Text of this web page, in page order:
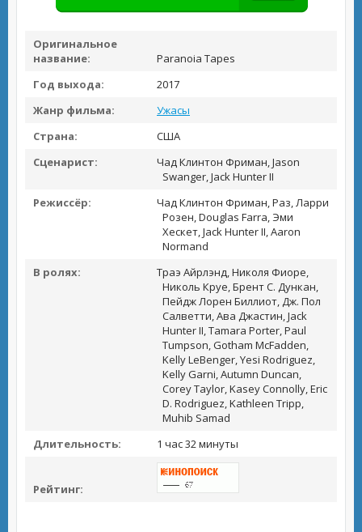
Оригинальное
название:
Paranoia Tapes
Год выхода:
2017
Жанр фильма:
Ужасы
Страна:
США
Сценарист:
Чад Клинтон Фриман, Jason
Swanger, Jack Hunter II
Режиссёр:
Чад Клинтон Фриман, Раз, Ларри
Розен, Douglas Farra, Эми
Хескет, Jack Hunter II, Aaron
Normand
В ролях:
Траэ Айрлэнд, Николя Фиоре,
Николь Круе, Брент С. Дункан,
Пейдж Лорен Биллиот, Дж. Пол
Салветти, Ава Джастин, Jack
Hunter II, Tamara Porter, Paul
Tumpson, Gotham McFadden,
Kelly LeBenger, Yesi Rodriguez,
Kelly Garni, Autumn Duncan,
Corey Taylor, Kasey Connolly, Eric
D. Rodriguez, Kathleen Tripp,
Muhib Samad
Длительность:
1 час 32 минуты
Рейтинг: